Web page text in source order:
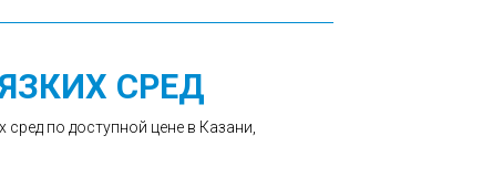
СРЕД
по доступной цене в Казани,